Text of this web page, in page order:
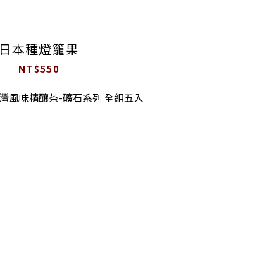
日本種燈籠果
NT$550